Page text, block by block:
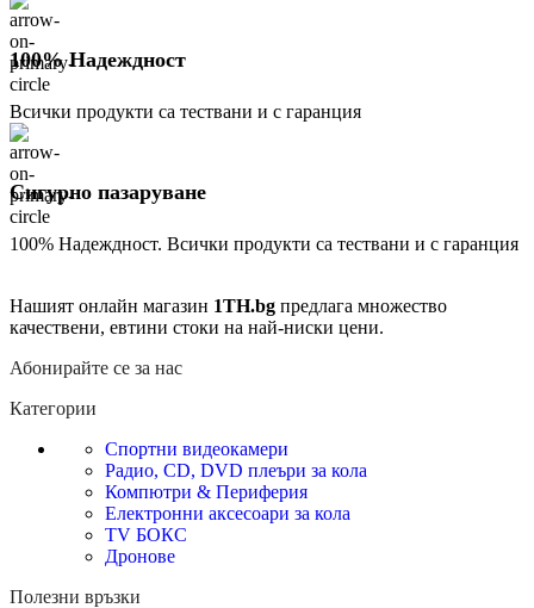
100% Надеждност
Всички продукти са тествани и с гаранция
Сигурно пазаруване
100% Надеждност. Всички продукти са тествани и с гаранция
Нашият онлайн магазин 1TH.bg предлага множество
качествени, евтини стоки на най-ниски цени.
Абонирайте се за нас
Категории
Спортни видеокамери
Радио, CD, DVD плеъри за кола
Компютри & Периферия
Електронни аксесоари за кола
TV БОКС
Дронове
Полезни връзки